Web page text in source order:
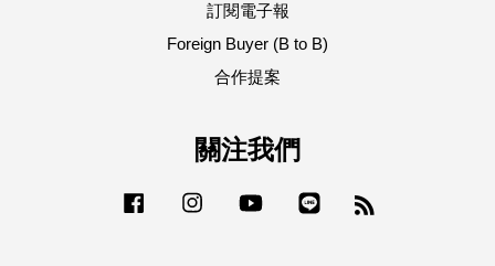
訂閱電子報
Foreign Buyer (B to B)
合作提案
關注我們
Facebook Instagram YouTube